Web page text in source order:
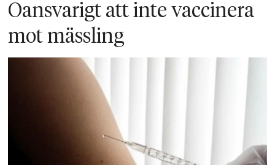
Oansvarigt att inte vaccinera
mot mässling